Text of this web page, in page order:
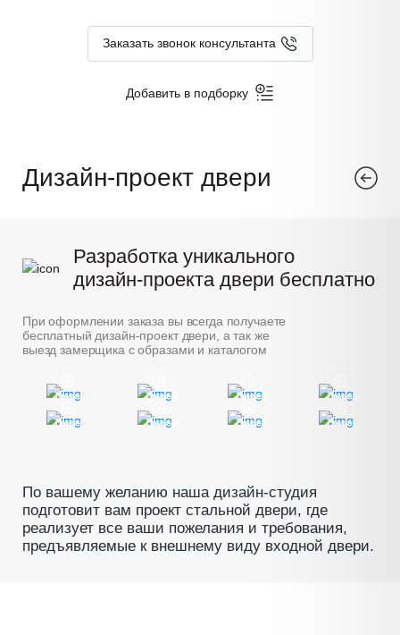
Заказать звонок консультанта
Дизайн-проект двери
Разработка уникального
дизайн-проекта двери бесплатно
При оформлении заказа вы всегда получаете
бесплатный дизайн-проект двери, а так же
выезд замерщика с образами и каталогом
Пример Пример Пример Пример
Пример Пример Пример Пример
По вашему желанию наша дизайн-студия
подготовит вам проект стальной двери, где
реализует все ваши пожелания и требования,
предъявляемые к внешнему виду входной двери.